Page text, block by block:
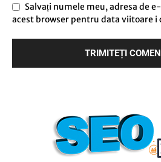
Salvați numele meu, adresa de
acest browser pentru data viitoare i